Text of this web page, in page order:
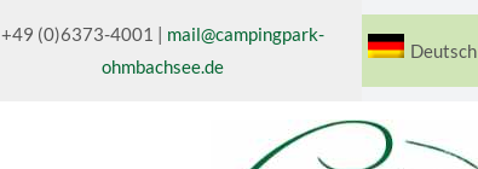
+49 (0)6373-4001 | mail@campingpark-
ohmbachsee.de
Deutsch